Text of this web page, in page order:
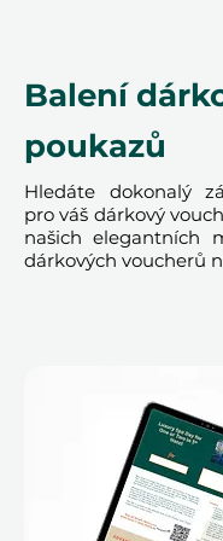
Ithara.ae zajišťuje
rezervace.
Darujte dárek, který
jen večeři - nabízí
smíchu a sdílených
Tento dárkový
Balení
poukazů
Hledáte dokonalý
pro váš dárkový
našich elegantních
dárkových voucherů